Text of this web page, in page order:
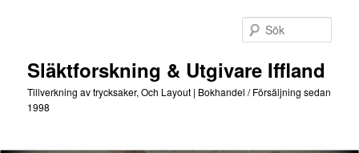
Släktforskning & Utgivare Iffland
Tillverkning av trycksaker, Och Layout | Bokhandel / Försäljning sedan
1998